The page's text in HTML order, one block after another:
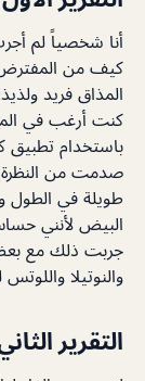
أنا شخصياً لم
كيف من المفترض
المذاق فريد
كنت أرغب في
باستخدام
صدمت من النظرة
طويلة في الطول
البيض لأنني
جربت ذلك مع
والنوتيلا
التقرير